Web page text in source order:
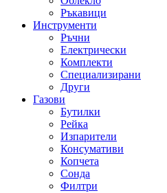
Ръкавици
Инструменти
Ръчни
Електрически
Комплекти
Специализирани
Други
Газови
Бутилки
Рейка
Изпарители
Консумативи
Копчета
Сонда
Филтри